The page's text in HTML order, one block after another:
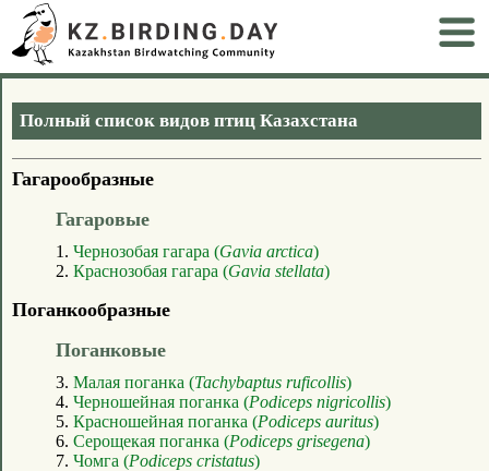
Полный список видов птиц Казахстана
Гагарообразные
Гагаровые
1. Чернозобая гагара (Gavia arctica)
2. Краснозобая гагара (Gavia stellata)
Поганкообразные
Поганковые
3. Малая поганка (Tachybaptus ruficollis)
4. Черношейная поганка (Podiceps nigricollis)
5. Красношейная поганка (Podiceps auritus)
6. Серощекая поганка (Podiceps grisegena)
7. Чомга (Podiceps cristatus)